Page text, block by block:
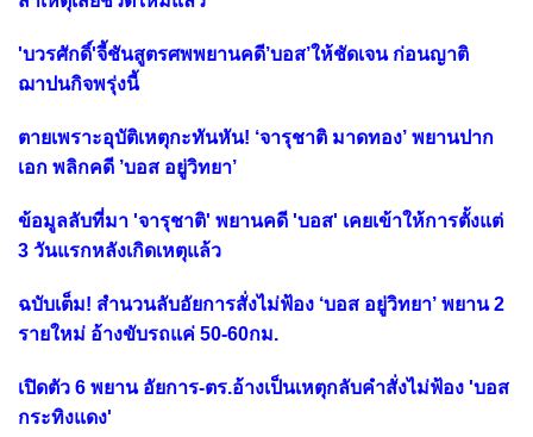
'บวรศักดิ์'จี้ชันสูตรศพพยานคดี’บอส’ให้ชัดเจน ก่อนญาติ
ฌาปนกิจพรุ่งนี้
ตายเพราะอุบัติเหตุกะทันหัน! ‘จารุชาติ มาดทอง’ พยานปาก
เอก พลิกคดี ’บอส อยู่วิทยา’
ข้อมูลลับที่มา 'จารุชาติ' พยานคดี 'บอส' เคยเข้าให้การตั้งแต่
3 วันแรกหลังเกิดเหตุแล้ว
ฉบับเต็ม! สำนวนลับอัยการสั่งไม่ฟ้อง ‘บอส อยู่วิทยา’ พยาน 2
รายใหม่ อ้างขับรถแค่ 50-60กม.
เปิดตัว 6 พยาน อัยการ-ตร.อ้างเป็นเหตุกลับคำสั่งไม่ฟ้อง 'บอส
กระทิงแดง'